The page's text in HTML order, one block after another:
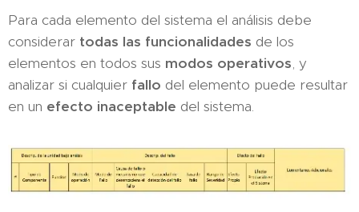
Para cada elemento del sistema el análisis debe
considerar todas las funcionalidades de los
elementos en todos sus modos operativos, y
analizar si cualquier fallo del elemento puede resultar
en un efecto inaceptable del sistema.